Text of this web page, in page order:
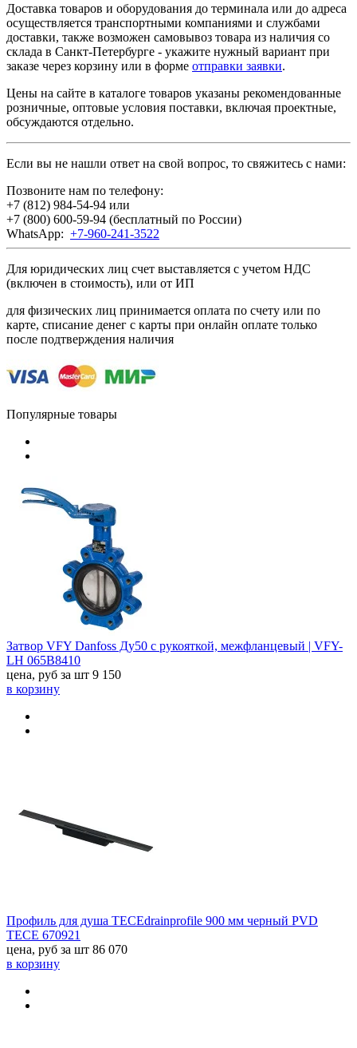
Доставка товаров и оборудования до терминала или до адреса
осуществляется транспортными компаниями и службами
доставки, также возможен самовывоз товара из наличия со
склада в Санкт-Петербурге - укажите нужный вариант при
заказе через корзину или в форме отправки заявки.
Цены на сайте в каталоге товаров указаны рекомендованные
розничные, оптовые условия поставки, включая проектные,
обсуждаются отдельно.
Если вы не нашли ответ на свой вопрос, то свяжитесь с нами:
Позвоните нам по телефону:
+7 (812) 984-54-94 или
+7 (800) 600-59-94 (бесплатный по России)
WhatsApp: +7-960-241-3522
Для юридических лиц счет выставляется с учетом НДС
(включен в стоимость), или от ИП
для физических лиц принимается оплата по счету или по
карте, списание денег с карты при онлайн оплате только
после подтверждения наличия
Популярные товары
Затвор VFY Danfoss Ду50 с рукояткой, межфланцевый | VFY-
LH 065B8410
цена, руб за шт 9 150
в корзину
Профиль для душа TECEdrainprofile 900 мм черный PVD
TECE 670921
цена, руб за шт 86 070
в корзину